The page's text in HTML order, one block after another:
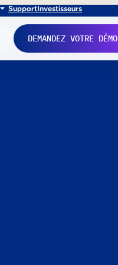
SupportInvestisseurs
DEMANDEZ VOTRE DÉMO